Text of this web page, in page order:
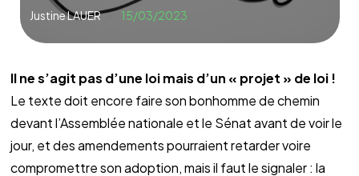
Justine LAUER 15/03/2023
Il ne s’agit pas d’une loi mais d’un « projet » de loi !
Le texte doit encore faire son bonhomme de chemin
devant l’Assemblée nationale et le Sénat avant de voir le
jour, et des amendements pourraient retarder voire
compromettre son adoption, mais il faut le signaler : la